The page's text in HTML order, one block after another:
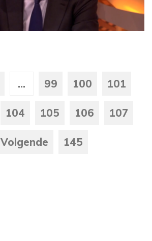
... 99 100 101
104 105 106 107
Volgende 145